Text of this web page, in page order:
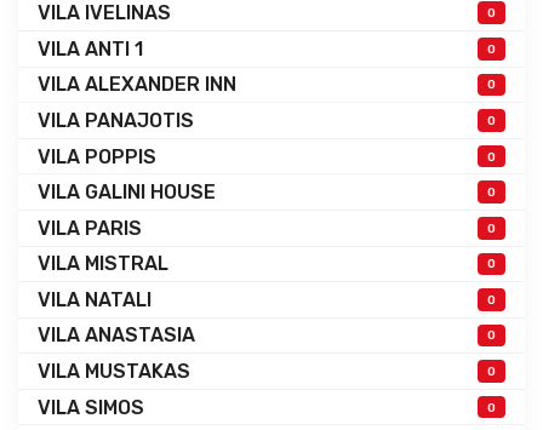
VILA IVELINAS 0
VILA ANTI 1 0
VILA ALEXANDER INN 0
VILA PANAJOTIS 0
VILA POPPIS 0
VILA GALINI HOUSE 0
VILA PARIS 0
VILA MISTRAL 0
VILA NATALI 0
VILA ANASTASIA 0
VILA MUSTAKAS 0
VILA SIMOS 0